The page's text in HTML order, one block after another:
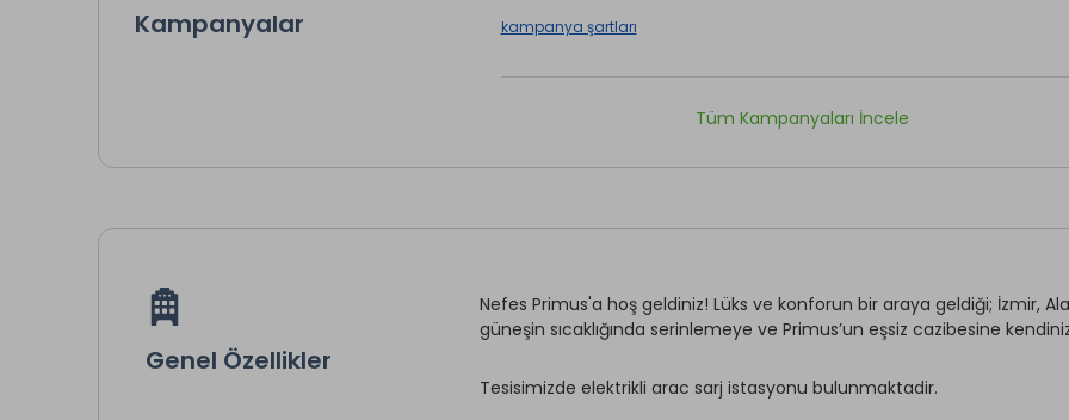
Kampanyalar
kampanya şartları
Tüm Kampanyaları İncele
Genel Özellikler
Nefes Primus'a hoş geldiniz! Lüks ve konforun bir araya geldiği; İzmir,
güneşin sıcaklığında serinlemeye ve Primus’un eşsiz cazibesine
Tesisimizde elektrikli arac sarj istasyonu bulunmaktadir.